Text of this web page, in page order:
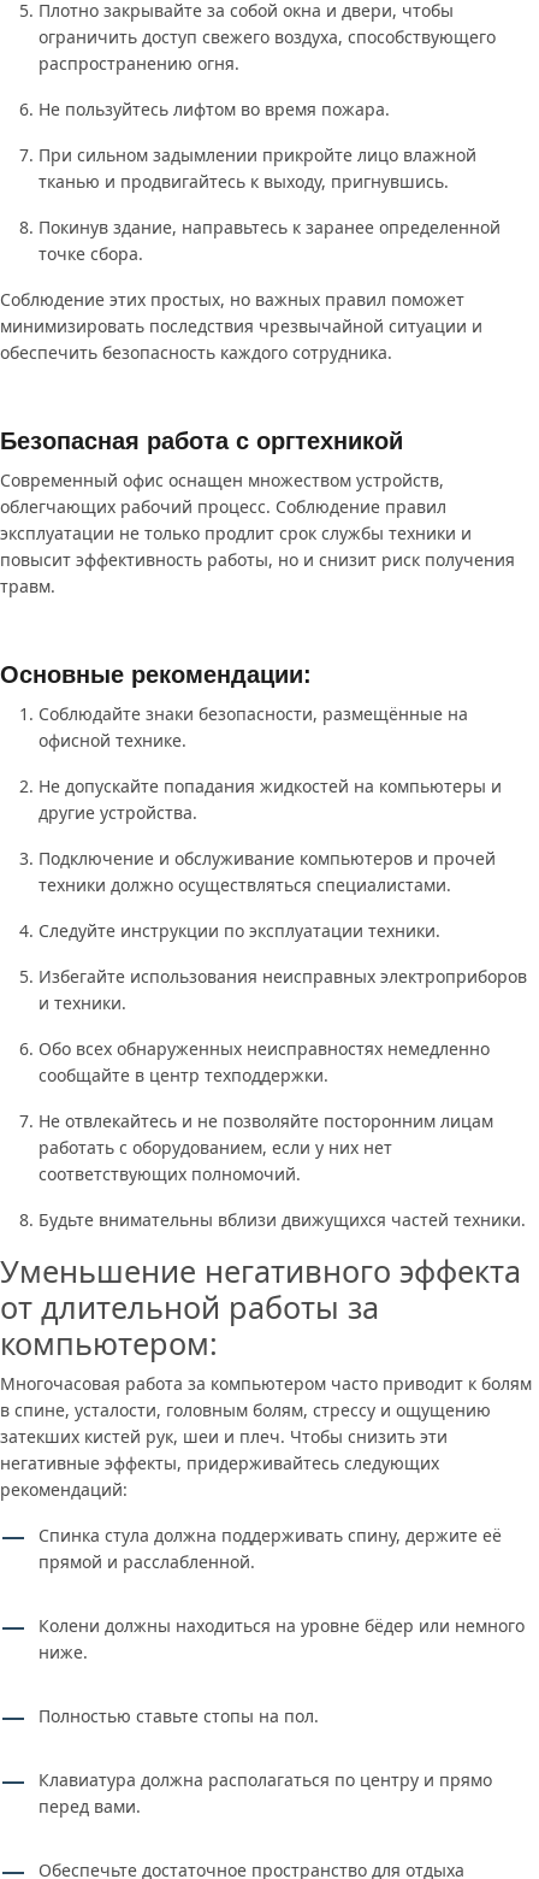
Плотно закрывайте за собой окна и двери, чтобы
ограничить доступ свежего воздуха, способствующего
распространению огня.
Не пользуйтесь лифтом во время пожара.
При сильном задымлении прикройте лицо влажной
тканью и продвигайтесь к выходу, пригнувшись.
Покинув здание, направьтесь к заранее определенной
точке сбора.
Соблюдение этих простых, но важных правил поможет
минимизировать последствия чрезвычайной ситуации и
обеспечить безопасность каждого сотрудника.
Безопасная работа с оргтехникой
Современный офис оснащен множеством устройств,
облегчающих рабочий процесс. Соблюдение правил
эксплуатации не только продлит срок службы техники и
повысит эффективность работы, но и снизит риск получения
травм.
Основные рекомендации:
Соблюдайте знаки безопасности, размещённые на
офисной технике.
Не допускайте попадания жидкостей на компьютеры и
другие устройства.
Подключение и обслуживание компьютеров и прочей
техники должно осуществляться специалистами.
Следуйте инструкции по эксплуатации техники.
Избегайте использования неисправных электроприборов
и техники.
Обо всех обнаруженных неисправностях немедленно
сообщайте в центр техподдержки.
Не отвлекайтесь и не позволяйте посторонним лицам
работать с оборудованием, если у них нет
соответствующих полномочий.
Будьте внимательны вблизи движущихся частей техники.
Уменьшение негативного эффекта
от длительной работы за
компьютером:
Многочасовая работа за компьютером часто приводит к болям
в спине, усталости, головным болям, стрессу и ощущению
затекших кистей рук, шеи и плеч. Чтобы снизить эти
негативные эффекты, придерживайтесь следующих
рекомендаций:
Спинка стула должна поддерживать спину, держите её
прямой и расслабленной.
Колени должны находиться на уровне бёдер или немного
ниже.
Полностью ставьте стопы на пол.
Клавиатура должна располагаться по центру и прямо
перед вами.
Обеспечьте достаточное пространство для отдыха